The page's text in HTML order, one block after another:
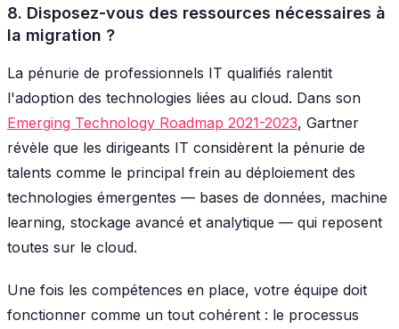
8. Disposez-vous des ressources nécessaires à
la migration ?
La pénurie de professionnels IT qualifiés ralentit
l'adoption des technologies liées au cloud. Dans son
Emerging Technology Roadmap 2021-2023, Gartner
révèle que les dirigeants IT considèrent la pénurie de
talents comme le principal frein au déploiement des
technologies émergentes — bases de données, machine
learning, stockage avancé et analytique — qui reposent
toutes sur le cloud.
Une fois les compétences en place, votre équipe doit
fonctionner comme un tout cohérent : le processus